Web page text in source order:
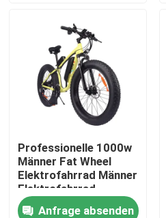
Elektrische Stadtfahrräder
Fettreifen Elektrobike
Vollfester elektrischer
faltende elektrische
Professionelle 1000w
Männer Fat Wheel
Elektrofahrrad Männer
Elektrofahrrad
Kreuzfahrt 60-80km
Anfrage absenden